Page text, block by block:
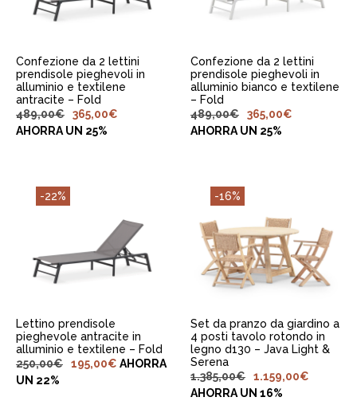
Confezione da 2 lettini
prendisole pieghevoli in
alluminio e textilene
antracite – Fold
489,00€ 365,00€
AHORRA UN 25%
Confezione da 2 lettini
prendisole pieghevoli in
alluminio bianco e textilene
– Fold
489,00€ 365,00€
AHORRA UN 25%
-22%
AGGIUNGI AL
CARRELLO
Lettino prendisole
pieghevole antracite in
alluminio e textilene – Fold
250,00€ 195,00€ AHORRA
UN 22%
-16%
AGGIUNGI AL
CARRELLO
Set da pranzo da giardino a
4 posti tavolo rotondo in
legno d130 – Java Light &
Serena
1.385,00€ 1.159,00€
AHORRA UN 16%